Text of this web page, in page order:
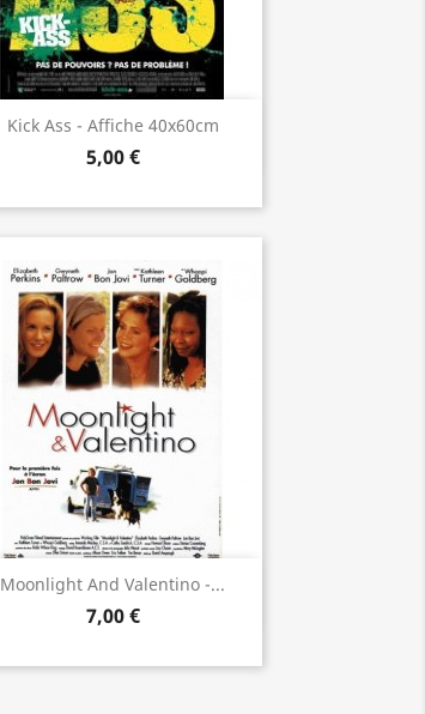
Kick Ass - Affiche 40x60cm
5,00 €
Aperçu rapide
Moonlight And Valentino -...
7,00 €
Aperçu rapide